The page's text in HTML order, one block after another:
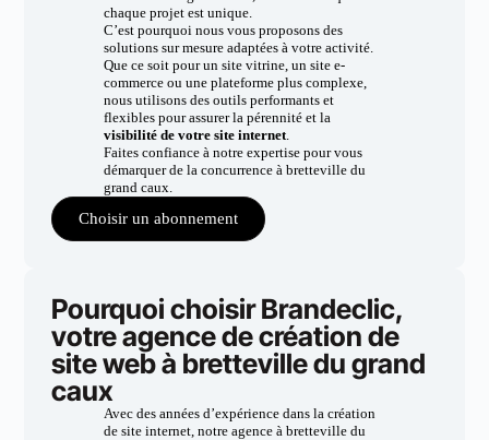
chaque projet est unique.
C’est pourquoi nous vous proposons des
solutions sur mesure adaptées à votre activité.
Que ce soit pour un site vitrine, un site e-
commerce ou une plateforme plus complexe,
nous utilisons des outils performants et
flexibles pour assurer la pérennité et la
visibilité de votre site internet.
Faites confiance à notre expertise pour vous
démarquer de la concurrence à bretteville du
grand caux.
Choisir un abonnement
Pourquoi choisir Brandeclic,
votre agence de création de
site web à bretteville du grand
caux
Avec des années d’expérience dans la création
de site internet, notre agence à bretteville du